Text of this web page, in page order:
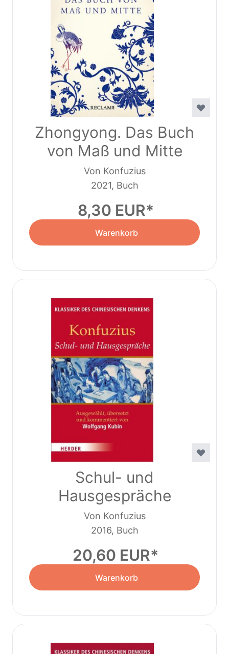
Zhongyong. Das Buch
von Maß und Mitte
Von Konfuzius
2021, Buch
8,30 EUR
Warenkorb
Schul- und
Hausgespräche
Von Konfuzius
2016, Buch
20,60 EUR
Warenkorb